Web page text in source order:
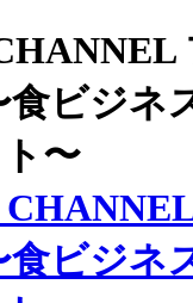
食ビジネ
〜